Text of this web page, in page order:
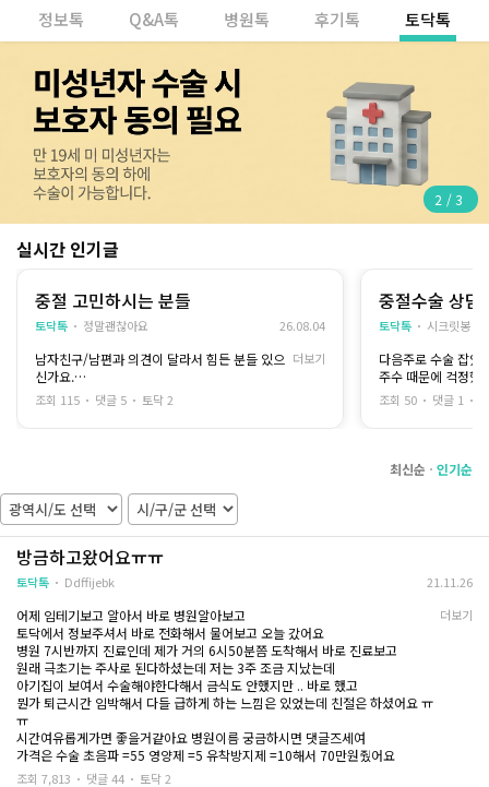
정보톡 Q&A톡 병원톡 후기톡 토닥톡
2 /3
실시간 인기글
중절 고민하시는 분들
토닥톡 정말괜찮아요 26.08.04
남자친구/남편과 의견이 달라서 힘든 분들 있으
신가요.
본인은 중절을 원하는데 상대는 원치 않는다거
나, 그 반대인 분들도요.
더보기
조회 115 댓글 5 토닥 2
중절수술 상담
토닥톡 시크릿봉
다음주로 수술 잡았
주수 때문에 걱정했
선생님이 20주 수
많이 해보셨다고 해
조회 50 댓글 1
최신순 인기순
방금하고왔어요ㅠㅠ
토닥톡 Ddffijebk 21.11.26
어제 임테기보고 알아서 바로 병원알아보고
토닥에서 정보주셔서 바로 전화해서 물어보고 오늘 갔어요
병원 7시반까지 진료인데 제가 거의 6시50분쯤 도착해서 바로 진료보고
원래 극초기는 주사로 된다하셨는데 저는 3주 조금 지났는데
아기집이 보여서 수술해야한다해서 금식도 안했지만 .. 바로 했고
뭔가 퇴근시간 임박해서 다들 급하게 하는 느낌은 있었는데 친절은 하셨어요 ㅠ
ㅠ
시간여유롭게가면 좋을거같아요 병원이름 궁금하시면 댓글즈세여
가격은 수술 초음파 =55 영양제 =5 유착방지제 =10해서 70만원줬어요
더보기
조회 7,813 댓글 44 토닥 2